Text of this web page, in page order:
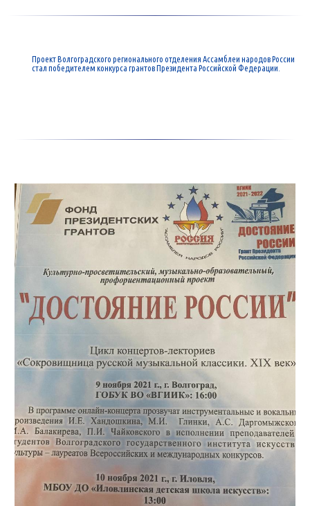
Проект Волгоградского регионального отделения Ассамблеи народов России
стал победителем конкурса грантов Президента Российской Федерации.